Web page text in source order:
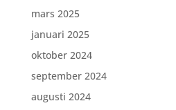
mars 2025
januari 2025
oktober 2024
september 2024
augusti 2024